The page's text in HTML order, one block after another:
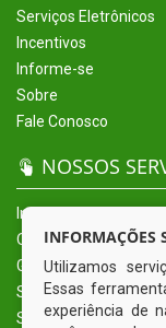
Serviços Eletrônicos
Incentivos
Informe-se
Sobre
Fale Conosco
NOSSOS
Início
O Município
Governo
Secretarias
Serviços Eletrônicos
INFORMAÇÕES
Utilizamos
Essas
experiência de